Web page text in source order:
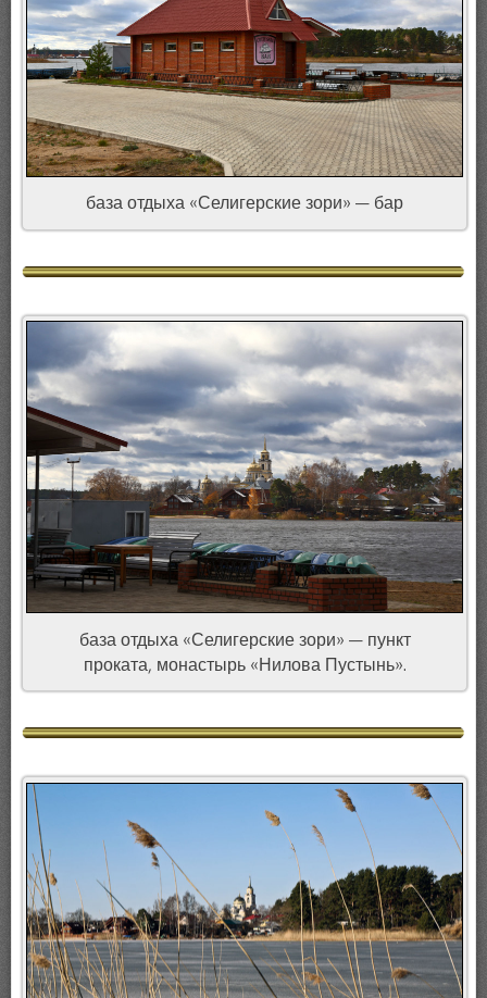
база отдыха «Селигерские зори» — бар
база отдыха «Селигерские зори» — пункт
проката, монастырь «Нилова Пустынь».